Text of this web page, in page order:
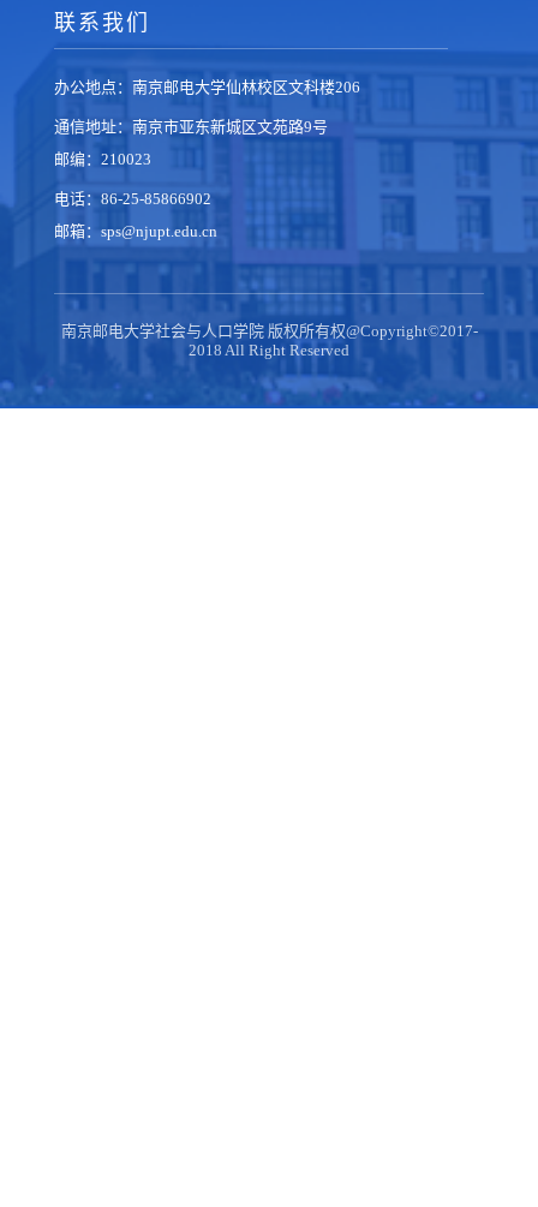
联系我们
办公地点：南京邮电大学仙林校区文科楼206
通信地址：南京市亚东新城区文苑路9号
邮编：210023
电话：86-25-85866902
邮箱：sps@njupt.edu.cn
南京邮电大学社会与人口学院 版权所有权@Copyright©2017-
2018 All Right Reserved